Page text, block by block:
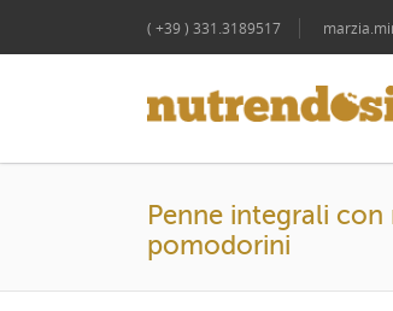
( +39 ) 331.3189517
Penne integrali
pomodorini